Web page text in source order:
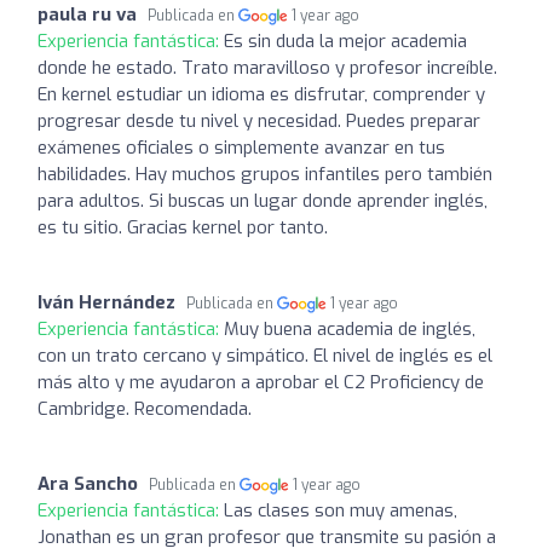
paula ru va Publicada en 1 year ago
Experiencia fantástica: Es sin duda la mejor academia
donde he estado. Trato maravilloso y profesor increíble.
En kernel estudiar un idioma es disfrutar, comprender y
progresar desde tu nivel y necesidad. Puedes preparar
exámenes oficiales o simplemente avanzar en tus
habilidades. Hay muchos grupos infantiles pero también
para adultos. Si buscas un lugar donde aprender inglés,
es tu sitio. Gracias kernel por tanto.
Iván Hernández Publicada en 1 year ago
Experiencia fantástica: Muy buena academia de inglés,
con un trato cercano y simpático. El nivel de inglés es el
más alto y me ayudaron a aprobar el C2 Proficiency de
Cambridge. Recomendada.
Ara Sancho Publicada en 1 year ago
Experiencia fantástica: Las clases son muy amenas,
Jonathan es un gran profesor que transmite su pasión a